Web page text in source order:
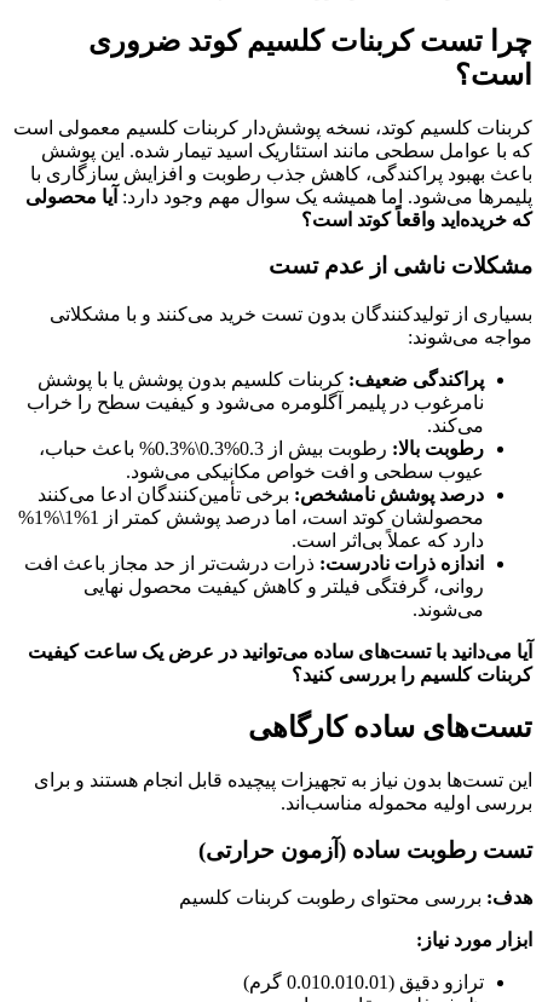
چرا تست کربنات کلسیم کوتد ضروری
است؟
کربنات کلسیم کوتد، نسخه پوشش‌دار کربنات کلسیم معمولی است
که با عوامل سطحی مانند استئاریک اسید تیمار شده. این پوشش
باعث بهبود پراکندگی، کاهش جذب رطوبت و افزایش سازگاری با
پلیمرها می‌شود. اما همیشه یک سوال مهم وجود دارد: آیا محصولی
که خریده‌اید واقعاً کوتد است؟
مشکلات ناشی از عدم تست
بسیاری از تولیدکنندگان بدون تست خرید می‌کنند و با مشکلاتی
مواجه می‌شوند:
پراکندگی ضعیف: کربنات کلسیم بدون پوشش یا با پوشش
نامرغوب در پلیمر آگلومره می‌شود و کیفیت سطح را خراب
می‌کند.
رطوبت بالا: رطوبت بیش از 0.3%0.3\%
0.3%
باعث حباب،
عیوب سطحی و افت خواص مکانیکی می‌شود.
درصد پوشش نامشخص: برخی تأمین‌کنندگان ادعا می‌کنند
محصولشان کوتد است، اما درصد پوشش کمتر از
1%1\%
1%
دارد که عملاً بی‌اثر است.
اندازه ذرات نادرست: ذرات درشت‌تر از حد مجاز باعث افت
روانی، گرفتگی فیلتر و کاهش کیفیت محصول نهایی
می‌شوند.
آیا می‌دانید با تست‌های ساده می‌توانید در عرض یک ساعت کیفیت
کربنات کلسیم را بررسی کنید؟
تست‌های ساده کارگاهی
این تست‌ها بدون نیاز به تجهیزات پیچیده قابل انجام هستند و برای
بررسی اولیه محموله مناسب‌اند.
تست رطوبت ساده (آزمون حرارتی)
هدف: بررسی محتوای رطوبت کربنات کلسیم
ابزار مورد نیاز:
ترازو دقیق ( 0.010.010.01
گرم)